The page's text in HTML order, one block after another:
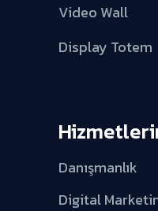
Video Wall
Display Totem
Danışmanlık
Digital